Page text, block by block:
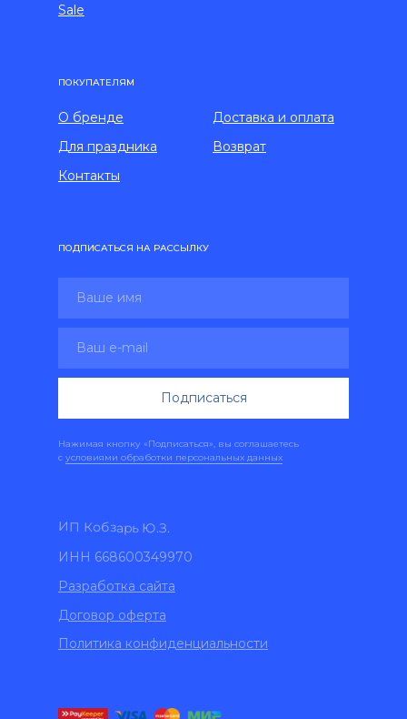
ИП Кобзарь Ю.З.
ИНН 668600349970
О бренде
Доставка и оплата
Возврат
Разработка сайта
Договор оферта
Политика конфиденциальности
Нажимая кнопку «Подписаться», вы соглашаетесь
с условиями обработки персональных данных
Подписаться
ПОКУПАТЕЛЯМ
Sale
ПОДПИСАТЬСЯ НА РАССЫЛКУ
Контакты
Для праздника